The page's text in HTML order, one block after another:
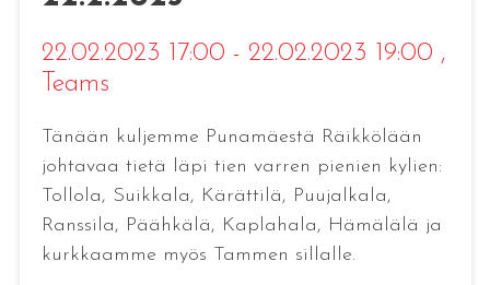
22.02.2023 17:00 - 22.02.2023 19:00 ,
Teams
Tänään kuljemme Punamäestä Räikkölään
johtavaa tietä läpi tien varren pienien kylien:
Tollola, Suikkala, Kärättilä, Puujalkala,
Ranssila, Päähkälä, Kaplahala, Hämälälä ja
kurkkaamme myös Tammen sillalle.